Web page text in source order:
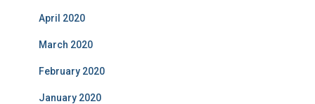
April 2020
March 2020
February 2020
January 2020